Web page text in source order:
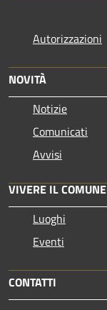
Autorizzazioni
NOVITÀ
Notizie
Comunicati
Avvisi
VIVERE IL COMUNE
Luoghi
Eventi
CONTATTI